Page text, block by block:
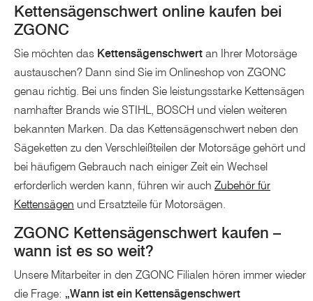
Kettensägenschwert online kaufen bei
ZGONC
Sie möchten das Kettensägenschwert an Ihrer Motorsäge
austauschen? Dann sind Sie im Onlineshop von ZGONC
genau richtig. Bei uns finden Sie leistungsstarke Kettensägen
namhafter Brands wie STIHL, BOSCH und vielen weiteren
bekannten Marken. Da das Kettensägenschwert neben den
Sägeketten zu den Verschleißteilen der Motorsäge gehört und
bei häufigem Gebrauch nach einiger Zeit ein Wechsel
erforderlich werden kann, führen wir auch Zubehör für
Kettensägen und Ersatzteile für Motorsägen.
ZGONC Kettensägenschwert kaufen –
wann ist es so weit?
Unsere Mitarbeiter in den ZGONC Filialen hören immer wieder
die Frage: „Wann ist ein Kettensägenschwert